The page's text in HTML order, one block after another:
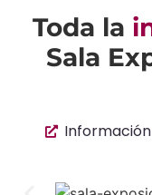
Toda la
Sala
Información